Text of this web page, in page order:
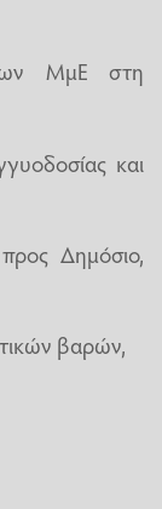
ΜμΕ στη
και
Δημόσιο,
βαρών,